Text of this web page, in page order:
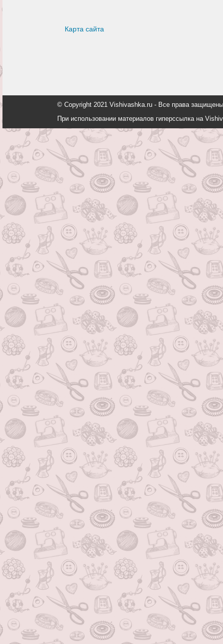
Карта сайта
© Copyright 2021 Vishivashka.ru - Все права
При использовании материалов гиперссылка на